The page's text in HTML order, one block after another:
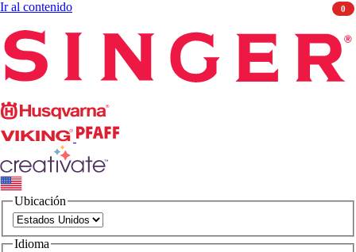
Ir al contenido
Husqvarna
Viking
PFAFF CREATIVATE
Ubicación
Idioma
0